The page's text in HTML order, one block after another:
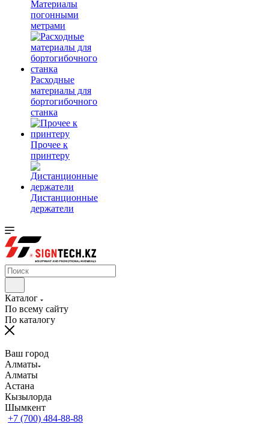
Материалы
погонными
метрами
Расходные
материалы для
бортогибочного
станка
Прочее к
принтеру
Дистанционные
держатели
Каталог
По всему сайту
По каталогу
Ваш город
Алматы
Алматы
Астана
Кызылорда
Шымкент
+7 (700) 484-88-88